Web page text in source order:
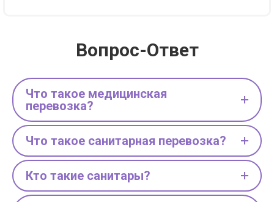
Вопрос-Ответ
Что такое медицинская
перевозка?
Что такое санитарная перевозка?
Кто такие санитары?